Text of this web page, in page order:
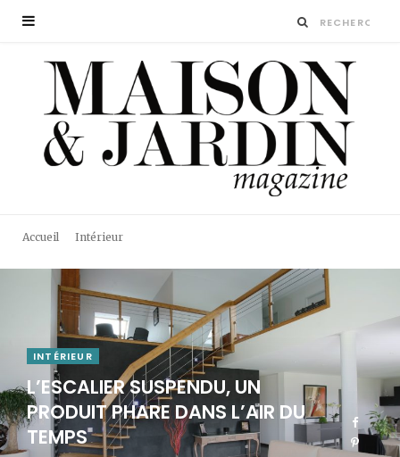
Accueil Intérieur
INTÉRIEUR
L’ESCALIER SUSPENDU, UN
PRODUIT PHARE DANS L’AIR DU
TEMPS